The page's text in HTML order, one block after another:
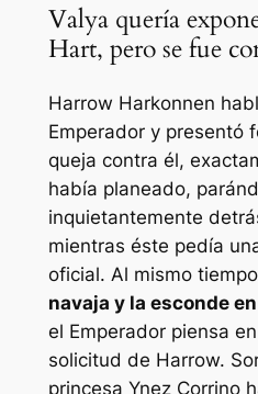
Valya quería
Hart, pero se fue
Harrow Harkonnen
Emperador y presentó
queja contra él,
había planeado,
inquietantemente
mientras éste pedía
oficial. Al mismo
navaja y la esconde
el Emperador piensa
solicitud de Harrow.
princesa Ynez Corrino